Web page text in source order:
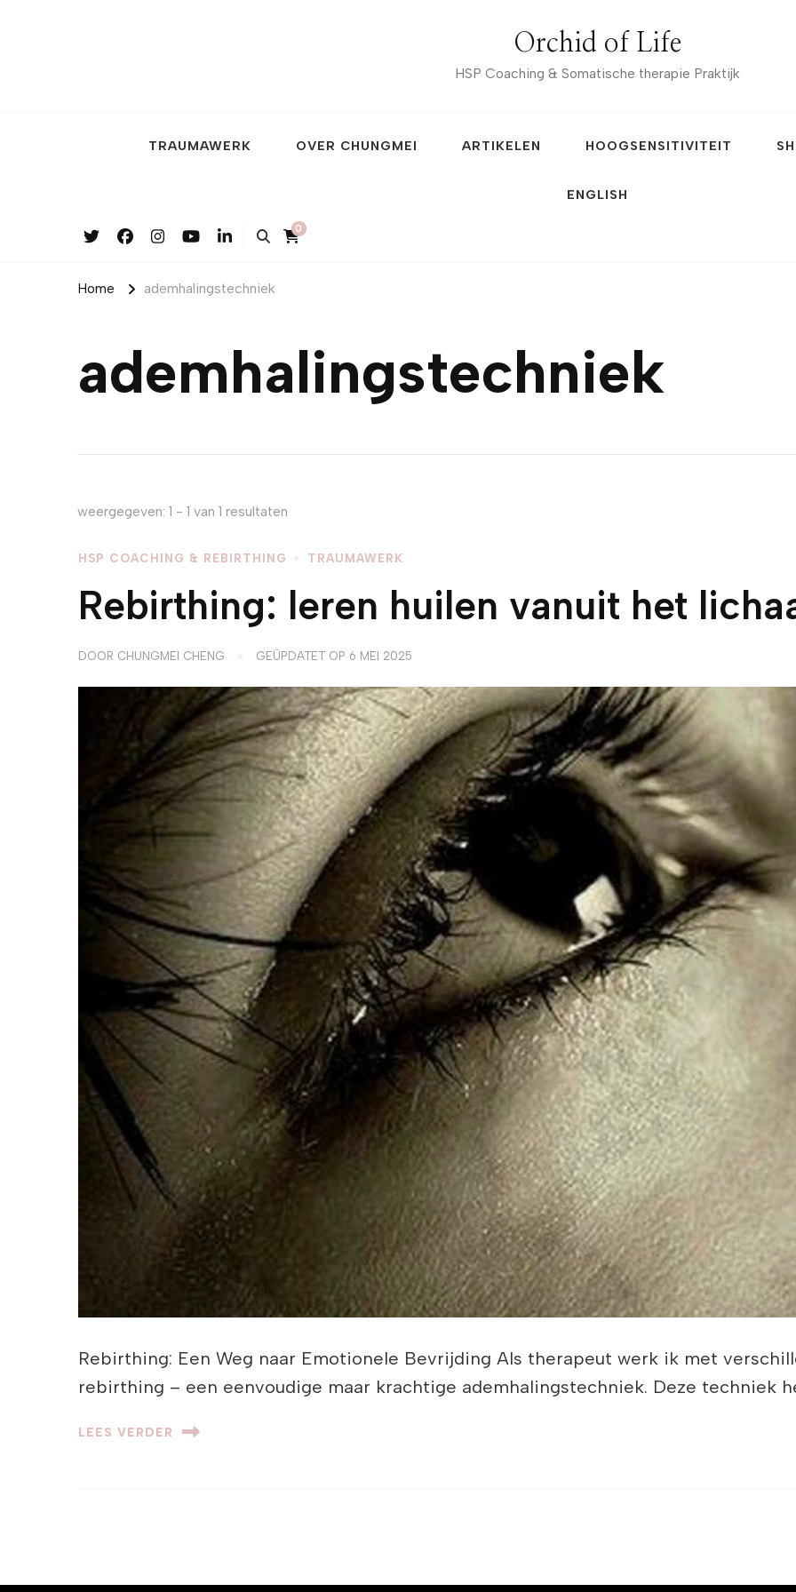
Orchid of Life
HSP Coaching & Somatische therapie Praktijk
TRAUMAWERK OVER CHUNGMEI ARTIKELEN HOOGSENSITIVITEIT
ENGLISH
0
Home ademhalingstechniek
ademhalingstechniek
weergegeven: 1 - 1 van 1 resultaten
HSP COACHING & REBIRTHING TRAUMAWERK
Rebirthing: leren huilen vanuit het
DOOR CHUNGMEI CHENG GEÜPDATET OP 6 MEI 2025
Rebirthing: Een Weg naar Emotionele Bevrijding Als therapeut werk ik met
rebirthing – een eenvoudige maar krachtige ademhalingstechniek. Deze techniek
LEES VERDER